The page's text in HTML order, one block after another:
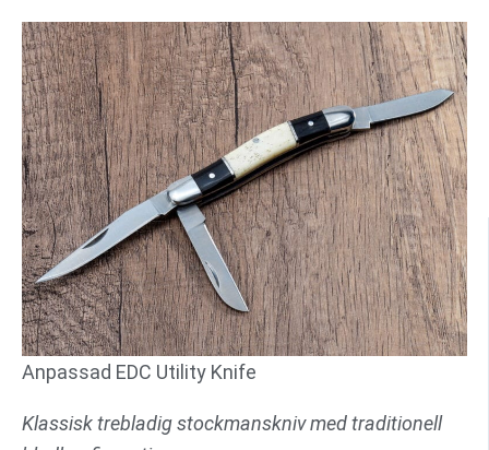
Anpassad EDC Utility Knife
Klassisk trebladig stockmanskniv med traditionell